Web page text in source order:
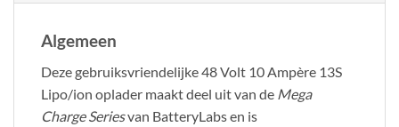
Algemeen
Deze gebruiksvriendelijke 48 Volt 10 Ampère 13S
Lipo/ion oplader maakt deel uit van de Mega
Charge Seriesvan BatteryLabs en is